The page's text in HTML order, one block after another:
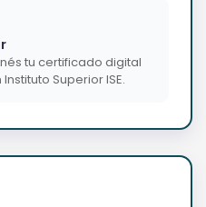
tu certificado digital
Superior ISE.